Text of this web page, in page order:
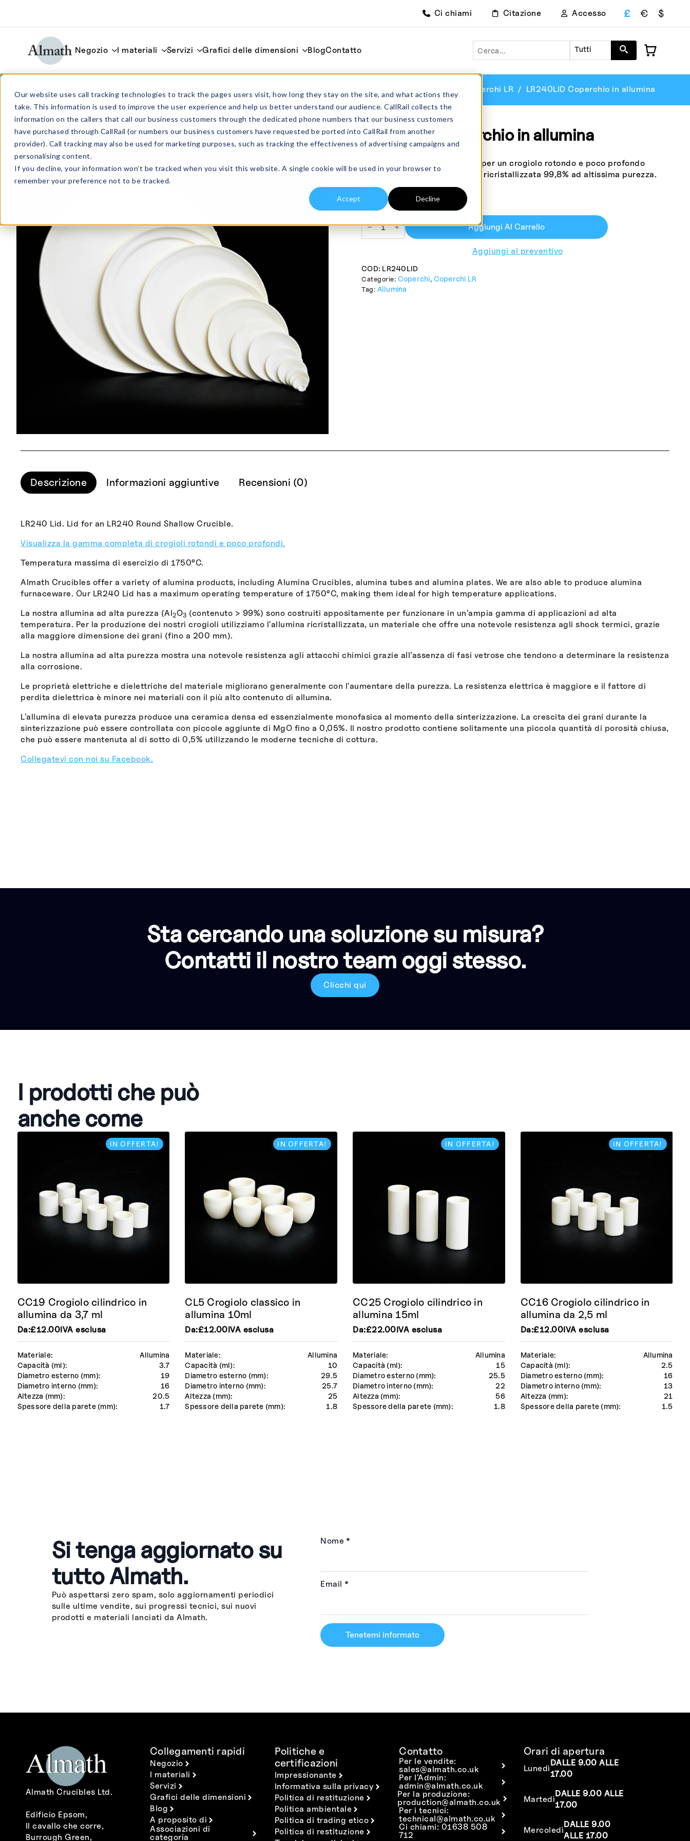
Our website uses call tracking technologies to track the pages users visit, how long they stay on the site, and what actions they
take. This information is used to improve the user experience and help us better understand our audience. CallRail collects the
information on the callers that call our business customers through the dedicated phone numbers that our business customers
have purchased through CallRail (or numbers our business customers have requested be ported into CallRail from another
provider). Call tracking may also be used for marketing purposes, such as tracking the effectiveness of advertising campaigns and
personalising content.
If you decline, your information won’t be tracked when you visit this website. A single cookie will be used in your browser to
remember your preference not to be tracked.
Accept Decline
Ci chiami Citazione Accesso £ € $
Negozio I materiali Servizi Grafici delle dimensioni BlogContatto Ricerca Tutti
LR240LID Coperchio in allumina Coperchi LR LR240LID Coperchio in allumina
LR240LID Coperchio in allumina
£153.00 tasse escluse
Coperchio LR240. Coperchio per un crogiolo rotondo e poco profondo
LR240. Realizzato in Allumina ricristallizzata 99,8% ad altissima purezza.
Almath Crucibles Ltd.
10 disponibili (ordinabile)
Alumina
Aggiungi Al Carrello
Aggiungi al preventivo
COD: LR240LID
Categorie: Coperchi, Coperchi LR
Tag: Allumina
Descrizione Informazioni aggiuntive Recensioni (0)
LR240 Lid. Lid for an LR240 Round Shallow Crucible.
Visualizza la gamma completa di crogioli rotondi e poco profondi.
Temperatura massima di esercizio di 1750°C.
Almath Crucibles offer a variety of alumina products, including Alumina Crucibles, alumina tubes and alumina plates. We are also able to produce alumina
furnaceware. Our LR240 Lid has a maximum operating temperature of 1750°C, making them ideal for high temperature applications.
La nostra allumina ad alta purezza (Al2O3 (contenuto > 99%) sono costruiti appositamente per funzionare in un'ampia gamma di applicazioni ad alta
temperatura. Per la produzione dei nostri crogioli utilizziamo l'allumina ricristallizzata, un materiale che offre una notevole resistenza agli shock termici, grazie
alla maggiore dimensione dei grani (fino a 200 mm).
La nostra allumina ad alta purezza mostra una notevole resistenza agli attacchi chimici grazie all'assenza di fasi vetrose che tendono a determinare la resistenza
alla corrosione.
Le proprietà elettriche e dielettriche del materiale migliorano generalmente con l'aumentare della purezza. La resistenza elettrica è maggiore e il fattore di
perdita dielettrica è minore nei materiali con il più alto contenuto di allumina.
L'allumina di elevata purezza produce una ceramica densa ed essenzialmente monofasica al momento della sinterizzazione. La crescita dei grani durante la
sinterizzazione può essere controllata con piccole aggiunte di MgO fino a 0,05%. Il nostro prodotto contiene solitamente una piccola quantità di porosità chiusa,
che può essere mantenuta al di sotto di 0,5% utilizzando le moderne tecniche di cottura.
Collegatevi con noi su Facebook.
Sta cercando una soluzione su misura?
Contatti il nostro team oggi stesso.
Clicchi qui
I prodotti che può
anche come
IN OFFERTA!
Materiale:
Allumina
Capacità (ml):
3.7
Diametro esterno (mm):
19
Diametro interno (mm):
16
Altezza (mm):
20.5
Spessore della parete (mm):
1.7
CC19 Crogiolo cilindrico in
allumina da 3,7 ml
Da:£12.00IVA esclusa
IN OFFERTA!
Materiale:
Allumina
Capacità (ml):
10
Diametro esterno (mm):
29.5
Diametro interno (mm):
25.7
Altezza (mm):
25
Spessore della parete (mm):
1.8
CL5 Crogiolo classico in
allumina 10ml
Da:£12.00IVA esclusa
IN OFFERTA!
Materiale:
Allumina
Capacità (ml):
15
Diametro esterno (mm):
25.5
Diametro interno (mm):
22
Altezza (mm):
56
Spessore della parete (mm):
1.8
CC25 Crogiolo cilindrico in
allumina 15ml
Da:£22.00IVA esclusa
IN OFFERTA!
Materiale:
Allumina
Capacità (ml):
2.5
Diametro esterno (mm):
16
Diametro interno (mm):
13
Altezza (mm):
21
Spessore della parete (mm):
1.5
CC16 Crogiolo cilindrico in
allumina da 2,5 ml
Da:£12.00IVA esclusa
Si tenga aggiornato su
tutto Almath.
Può aspettarsi zero spam, solo aggiornamenti periodici
sulle ultime vendite, sui progressi tecnici, sui nuovi
prodotti e materiali lanciati da Almath.
Nome *
Email *
Tenetemi informato
Almath Crucibles Ltd.
Edificio Epsom,
Il cavallo che corre,
Burrough Green,
Collegamenti rapidi
Negozio
I materiali
Servizi
Grafici delle dimensioni
Blog
A proposito di
Associazioni di
categoria
Politiche e
certificazioni
Impressionante
Informativa sulla privacy
Politica di restituzione
Politica ambientale
Politica di trading etico
Politica di restituzione
Contatto
Per le vendite:
sales@almath.co.uk
Per l'Admin:
admin@almath.co.uk
Per la produzione:
production@almath.co.uk
Per i tecnici:
technical@almath.co.uk
Ci chiami: 01638 508
712
Orari di apertura
Lunedì
DALLE 9.00 ALLE
17.00
Martedì
DALLE 9.00 ALLE
17.00
Mercoledì
DALLE 9.00
ALLE 17.00